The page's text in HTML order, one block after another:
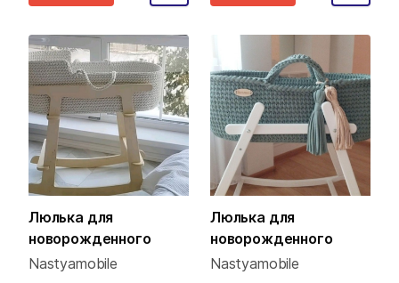
Люлька для
новорожденного
Nastyamobile
Люлька для
новорожденного
Nastyamobile